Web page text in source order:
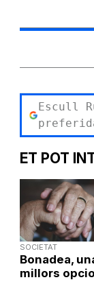
Escull
ET POT
SOCIETAT
Bonadea,
millors